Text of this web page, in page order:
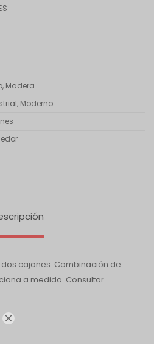

Madera
Moderno
cajones. Combinación de
a medida. Consultar